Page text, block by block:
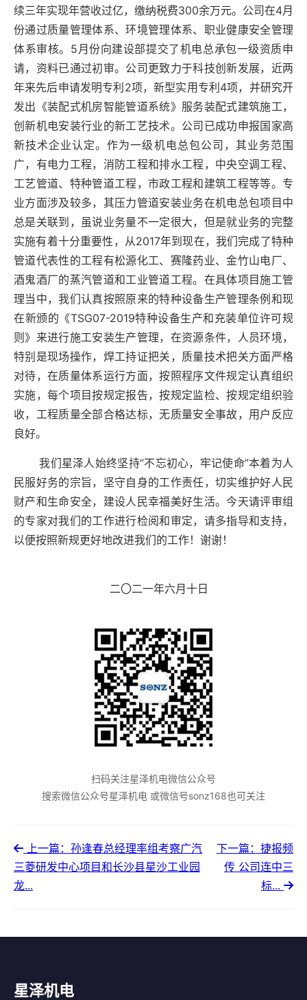
续三年实现年营收过亿，缴纳税费300余万元。公司在4月
份通过质量管理体系、环境管理体系、职业健康安全管理
体系审核。 5月份向建设部提交了机电总承包一级资质申
请，资料已通过初审。公司更致力于科技创新发展，近两
年来先后申请发明专利 2项，新型实用专利4项，并研究开
发出《装配式机房智能管道系统》服务装配式建筑施工，
创新机电安装行业的新工艺技术。公司已成功申报国家高
新技术企业认定。作为一级机电总包公司，其业务范围
广，有电力工程，消防工程和排水工程，中央空调工程、
工艺管道、特种管道工程，市政工程和建筑工程等等。专
业方面涉及较多，其压力管道安装业务在机电总包项目中
总是关联到，虽说业务量不一定很大，但是就业务的完整
实施有着十分重要性，从2017年到现在，我们完成了特种
管道代表性的工程有松源化工、赛隆药业、金竹山电厂、
酒鬼酒厂的蒸汽管道和工业管道工程。在具体项目施工管
理当中，我们认真按照原来的特种设备生产管理条例和现
在新颁的《TSG07-2019特种设备生产和充装单位许可规
则》来进行施工安装生产管理，在资源条件，人员环境，
特别是现场操作，焊工持证把关，质量技术把关方面严格
对待，在质量体系运行方面，按照程序文件规定认真组织
实施，每个项目按规定报告，按规定监检、按规定组织验
收，工程质量全部合格达标，无质量安全事故，用户反应
良好。
我们星泽人始终坚持“不忘初心，牢记使命”本着为人
民服好务的宗旨，坚守自身的工作责任，切实维护好人民
财产和生命安全，建设人民幸福美好生活。今天请评审组
的专家对我们的工作进行检阅和审定，请多指导和支持，
以便按照新规更好地改进我们的工作！谢谢！
二〇二一年六月十日
扫码关注星泽机电微信公众号
搜索微信公众号星泽机电 或微信号sonz168也可关注
上一篇：孙逢春总经理率组考察广汽
三菱研发中心项目和长沙县星沙工业园
龙...
下一篇：捷报频
传 公司连中三
标...
星泽机电